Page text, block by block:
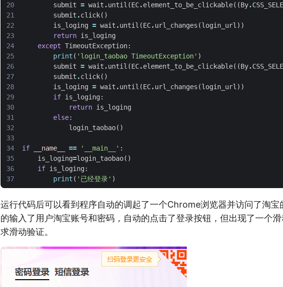
submit = wait .until (EC.element_to_be_clickable((By.
submit .click()
is_loging = wait .until (EC.url_changes (login_url))
return is_loging
except TimeoutException:
print ( 'login_taobao TimeoutException' )
submit = wait .until (EC.element_to_be_clickable((By.
submit .click()
is_loging = wait .until (EC.url_changes (login_url))
if is_loging :
return is_loging
else:
login_taobao()
if __name__ == '__main__' :
is_loging=login_taobao()
if is_loging :
print ( '已经登录' )
运行代码后可以看到程序自动的调起了一个Chrome浏览器并访问了淘宝
的输入了用户淘宝账号和密码，自动的点击了登录按钮，但出现了一个
求滑动验证。